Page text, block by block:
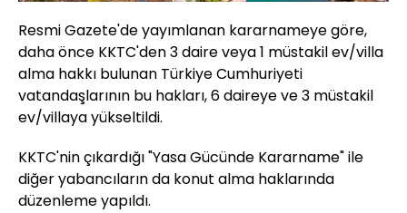
Resmi Gazete'de yayımlanan kararnameye göre,
daha önce KKTC'den 3 daire veya 1 müstakil ev/villa
alma hakkı bulunan Türkiye Cumhuriyeti
vatandaşlarının bu hakları, 6 daireye ve 3 müstakil
ev/villaya yükseltildi.
KKTC'nin çıkardığı "Yasa Gücünde Kararname" ile
diğer yabancıların da konut alma haklarında
düzenleme yapıldı.